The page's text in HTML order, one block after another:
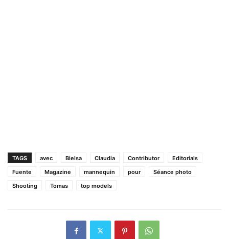
TAGS avec Bielsa Claudia Contributor
Editorials
Fuente
Magazine mannequin pour
Séance photo
Shooting
Tomas top models